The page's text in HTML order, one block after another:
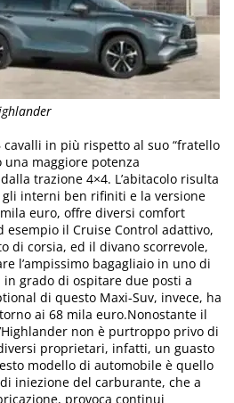
cavalli in più rispetto al suo “fratello
una maggiore potenza
trazione 4×4. L’abitacolo risulta
gli interni ben rifiniti e la versione
euro, offre diversi comfort
esempio il Cruise Control adattivo,
di corsia, ed il divano scorrevole,
l’ampissimo bagagliaio in uno di
grado di ospitare due posti a
di questo Maxi-Suv, invece, ha
ai 68 mila euro.Nonostante il
non è purtroppo privo di
proprietari, infatti, un guasto
modello di automobile è quello
iniezione del carburante, che a
provoca continui